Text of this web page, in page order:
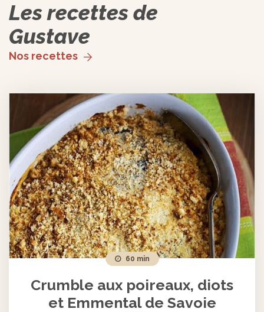
Les recettes de
Gustave
Nos recettes
60 min
Crumble aux poireaux, diots
et Emmental de Savoie